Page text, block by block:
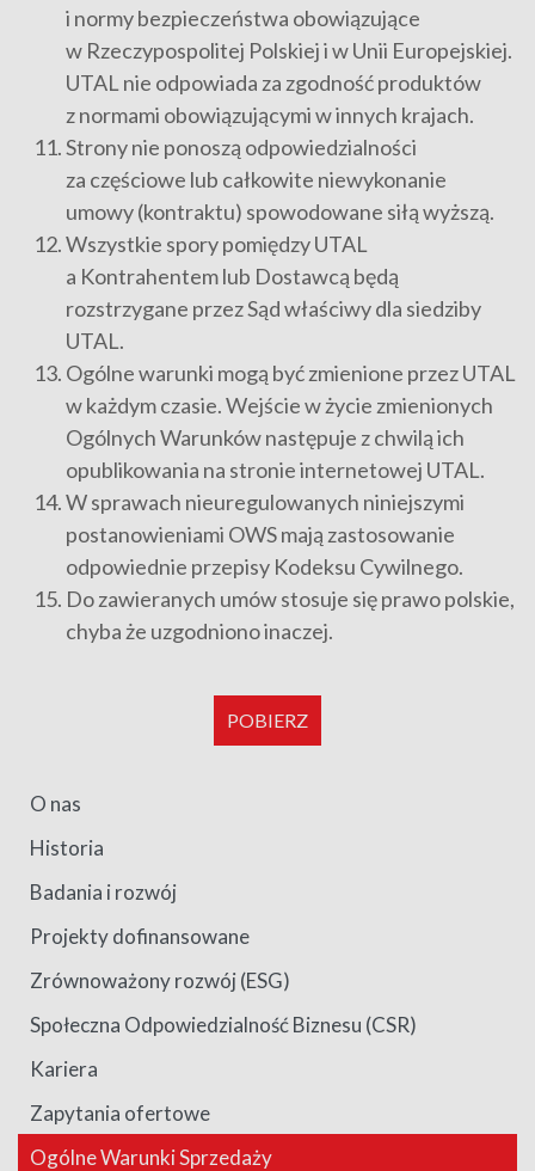
i normy bezpieczeństwa obowiązujące
w Rzeczypospolitej Polskiej i w Unii Europejskiej.
UTAL nie odpowiada za zgodność produktów
z normami obowiązującymi w innych krajach.
Strony nie ponoszą odpowiedzialności
za częściowe lub całkowite niewykonanie
umowy (kontraktu) spowodowane siłą wyższą.
Wszystkie spory pomiędzy UTAL
a Kontrahentem lub Dostawcą będą
rozstrzygane przez Sąd właściwy dla siedziby
UTAL.
Ogólne warunki mogą być zmienione przez UTAL
w każdym czasie. Wejście w życie zmienionych
Ogólnych Warunków następuje z chwilą ich
opublikowania na stronie internetowej UTAL.
W sprawach nieuregulowanych niniejszymi
postanowieniami OWS mają zastosowanie
odpowiednie przepisy Kodeksu Cywilnego.
Do zawieranych umów stosuje się prawo polskie,
chyba że uzgodniono inaczej.
POBIERZ
O nas
Historia
Badania i rozwój
Projekty dofinansowane
Zrównoważony rozwój (ESG)
Społeczna Odpowiedzialność Biznesu (CSR)
Kariera
Zapytania ofertowe
Ogólne Warunki Sprzedaży